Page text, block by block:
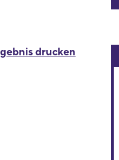
drucken